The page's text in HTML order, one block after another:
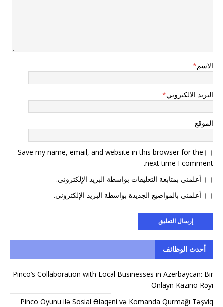
الاسم*
البريد الالكتروني*
الموقع
Save my name, email, and website in this browser for the
next time I comment.
أعلمني بمتابعة التعليقات بواسطة البريد الإلكتروني.
أعلمني بالمواضيع الجديدة بواسطة البريد الإلكتروني.
أحدث الوظائف
Pinco’s Collaboration with Local Businesses in Azerbaycan: Bir
Onlayn Kazino Rəyi
Pinco Oyunu ilə Sosial Əlaqəni və Komanda Qurmağı Təşviq